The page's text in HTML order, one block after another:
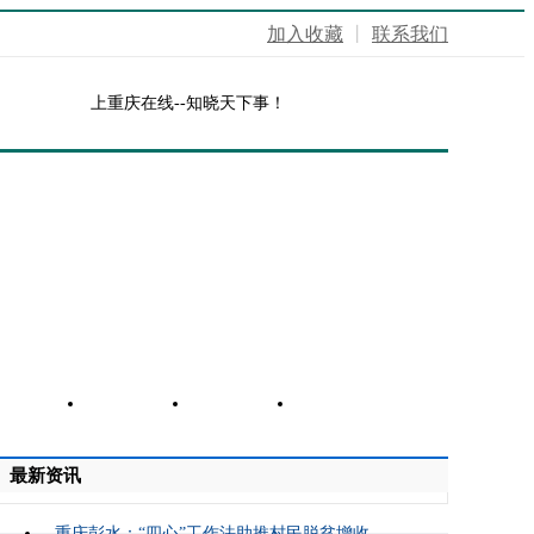
加入收藏 联系我们
上重庆在线--知晓天下事！
最新资讯